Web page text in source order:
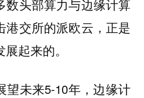
数头部算力与边缘计算
港交所的派欧云，正是
起来的。
望未来5-10年，边缘计